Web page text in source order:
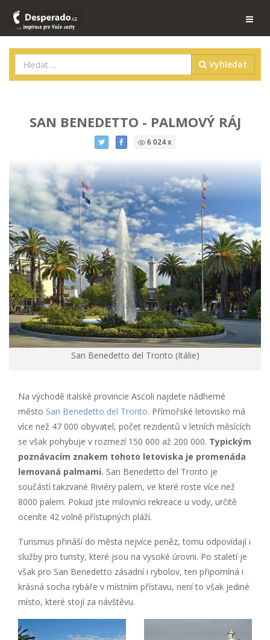
Vyhledat
SAN BENEDETTO - PALMOVÝ RÁJ
6 024 x
San Benedetto del Tronto (Itálie)
Na východě italské provincie Ascoli najdete nádherné
město San Benedetto del Tronto. Přímořské letovisko má
více než 47 000 obyvatel, počet rezidentů v letních měsících
se však pohybuje v rozmezí 150 000 až 200 000. Typickým
poznávacím znakem tohoto letoviska je promenáda
lemovaná palmami. San Benedetto del Tronto je
součástí takzvané Riviéry palem, ve které roste více než
8000 palem. Pokud jste milovníci rekreace u vody, určitě
oceníte 42 volně přístupných pláží.
Turismus přináší do města nejvíce peněz, tomu odpovídají i
služby pro turisty, které jsou na vysoké úrovni. Po staletí je
však pro San Benedetto zásadní i rybolov, ten připomíná i
krásná socha rybáře v místním přístavu, není to však jediné
místo, které stojí za návštěvu.